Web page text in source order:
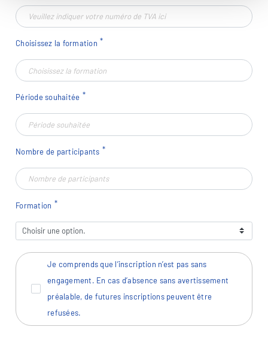
Choisissez la formation
Période souhaitée
Nombre de participants
Formation
Je comprends que l’inscription n’est pas sans
engagement. En cas d’absence sans avertissement
préalable, de futures inscriptions peuvent être
refusées.